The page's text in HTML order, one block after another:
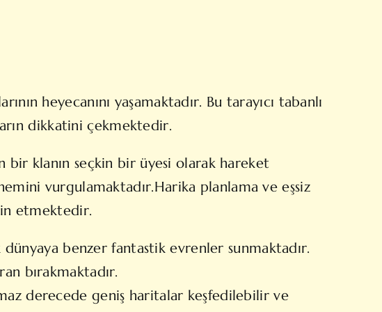
heyecanını yaşamaktadır. Bu tarayıcı tabanlı
dikkatini çekmektedir.
bir klanın seçkin bir üyesi olarak hareket
vurgulamaktadır.Harika planlama ve eşsiz
etmektedir.
dünyaya benzer fantastik evrenler sunmaktadır.
bırakmaktadır.
derecede geniş haritalar keşfedilebilir ve